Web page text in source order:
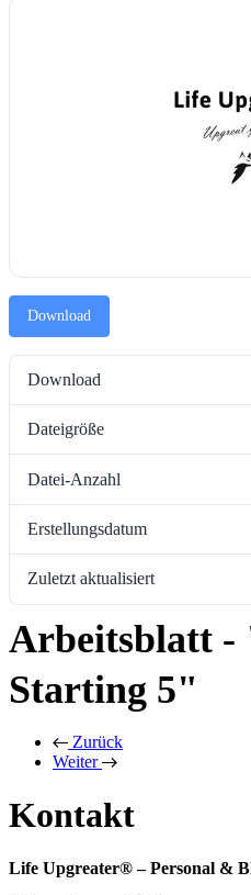
Download
Download
Dateigröße
Datei-Anzahl
Erstellungsdatum
Zuletzt aktualisiert
Arbeitsblatt -
Starting 5"
Zurück
Weiter
Kontakt
Life Upgreater® – Personal &